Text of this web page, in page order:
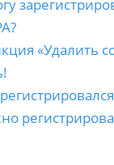
«Удалить